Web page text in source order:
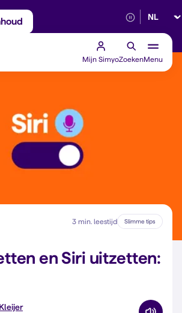
Betrouwbaar
Mijn SimyoZoekenMenu
3 min. leestijd Slimme tips
en Siri uitzetten: